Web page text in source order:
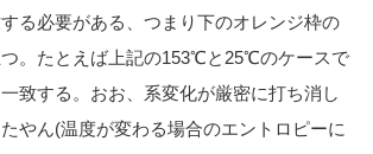
る必要がある、つまり下のオレンジ枠の
。たとえば上記の153℃と25℃のケースで
致する。おお、系変化が厳密に打ち消し
やん(温度が変わる場合のエントロピーに